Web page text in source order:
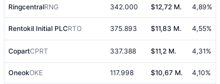
RingcentralRNG 342.000 $12,72 M. 4,89%
Rentokil Initial PLCRTO 375.893 $11,83 M. 4,55%
CopartCPRT 337.388 $11,2 M. 4,31%
OneokOKE 117.998 $10,67 M. 4,10%